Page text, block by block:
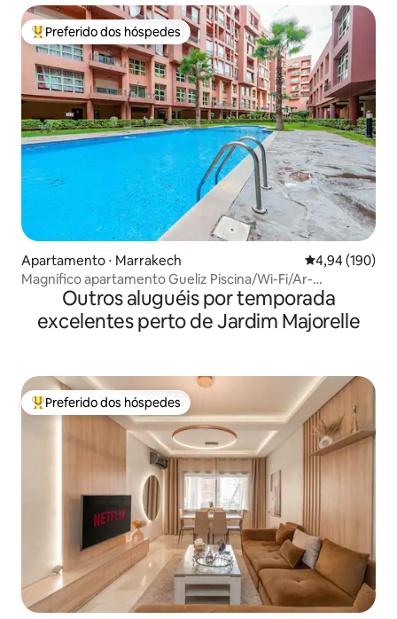
Entre os melhores preferidos dos hóspedes
Preferido dos hóspedes
Apartamento ⋅ Marrakech 4,94 de uma
4,94 (190)
Magnífico apartamento Gueliz Piscina/Wi-Fi/Ar-
condicionado
Outros aluguéis por temporada
excelentes perto de Jardim Majorelle
Entre os melhores preferidos dos hóspedes
Preferido dos hóspedes